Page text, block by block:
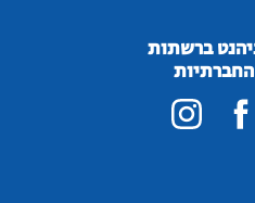
ברשתות
החברתיות